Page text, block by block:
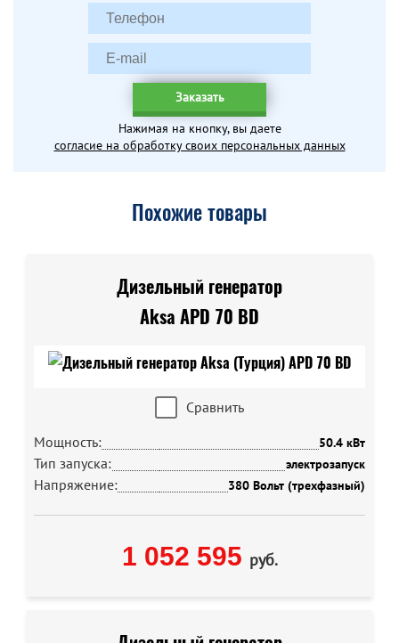
Заказать
Нажимая на кнопку, вы даете
согласие на обработку своих персональных данных
Похожие товары
Дизельный генератор
Aksa APD 70 BD
Сравнить
Мощность:
50.4 кВт
Тип запуска: электрозапуск
Напряжение: 380 Вольт (трехфазный)
1 052 595 руб.